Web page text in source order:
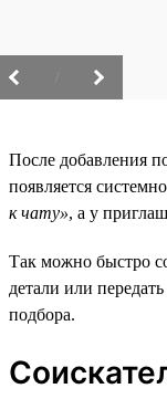
После добавления
появляется
к чату», а у
Так можно быстро
детали или
подбора.